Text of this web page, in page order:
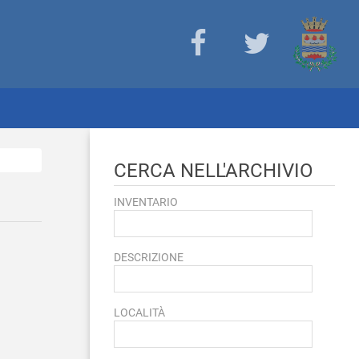
CERCA NELL'ARCHIVIO
INVENTARIO
DESCRIZIONE
LOCALITÀ